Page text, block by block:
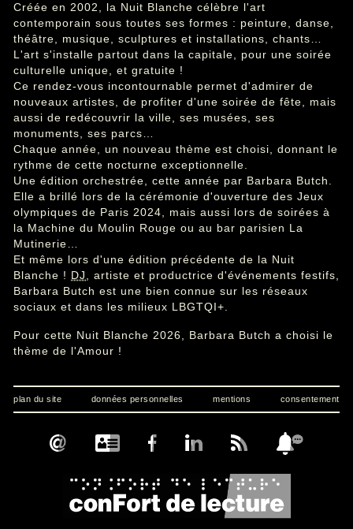
Créée en 2002, la Nuit Blanche célèbre l'art
contemporain sous toutes ses formes : peinture, danse,
théâtre, musique, sculptures et installations, chants…
L'art s'installe partout dans la capitale, pour une soirée
culturelle unique, et gratuite !
Ce rendez-vous incontournable permet d'admirer de
nouveaux artistes, de profiter d'une soirée de fête, mais
aussi de redécouvrir la ville, ses musées, ses
monuments, ses parcs…
Chaque année, un nouveau thème est choisi, donnant le
rythme de cette nocturne exceptionnelle.
Une édition orchestrée, cette année par Barbara Butch.
Elle a brillé lors de la cérémonie d'ouverture des Jeux
olympiques de Paris 2024, mais aussi lors de soirées à
la Machine du Moulin Rouge ou au bar parisien La
Mutinerie…
Et même lors d'une édition précédente de la Nuit
Blanche ! DJ
, artiste et productrice d'événements festifs,
Barbara Butch est une bien connue sur les réseaux
sociaux et dans les milieux LBGTQI+.
Pour cette Nuit Blanche 2026, Barbara Butch a choisi le
thème de l'Amour !
plan du site données personnelles mentions consentement